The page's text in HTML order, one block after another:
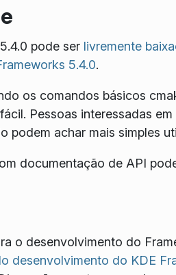
pode ser livremente
5.4.0.
os comandos básicos
Pessoas interessadas
podem achar mais simples
documentação de API
o desenvolvimento do
desenvolvimento do KDE